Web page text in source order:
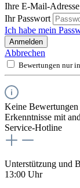
Ihre E-Mail-Adresse
Ihr Passwort
Ich habe mein
Anmelden
Abbrechen
Bewertungen nur
Keine
Erkenntnisse mit
Service-Hotline
Unterstützung und
13:00 Uhr